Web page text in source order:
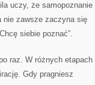
uczy, że samopoznanie
nie zawsze zaczyna się
siebie poznać”.
raz. W różnych etapach
Gdy pragniesz